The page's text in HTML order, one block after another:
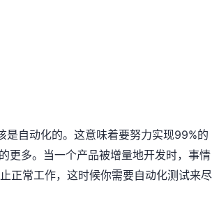
是自动化的。这意味着要努力实现99%的
更多。当一个产品被增量地开发时，事情
正常工作，这时候你需要自动化测试来尽